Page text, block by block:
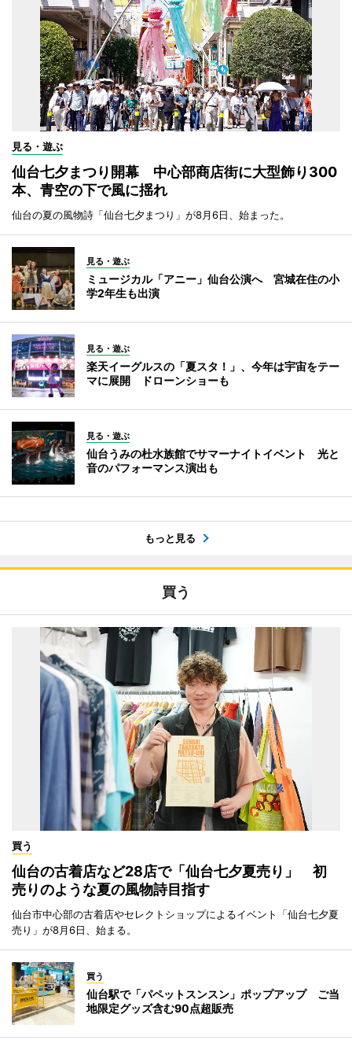
見る・遊ぶ
仙台七夕まつり開幕 中心部商店街に大型飾り300
本、青空の下で風に揺れ
仙台の夏の風物詩「仙台七夕まつり」が8月6日、始まった。
見る・遊ぶ
ミュージカル「アニー」仙台公演へ 宮城在住の小
学2年生も出演
見る・遊ぶ
楽天イーグルスの「夏スタ！」、今年は宇宙をテー
マに展開 ドローンショーも
見る・遊ぶ
仙台うみの杜水族館でサマーナイトイベント 光と
音のパフォーマンス演出も
もっと見る
買う
買う
仙台の古着店など28店で「仙台七夕夏売り」 初
売りのような夏の風物詩目指す
仙台市中心部の古着店やセレクトショップによるイベント「仙台七夕夏
売り」が8月6日、始まる。
買う
仙台駅で「パペットスンスン」ポップアップ ご当
地限定グッズ含む90点超販売